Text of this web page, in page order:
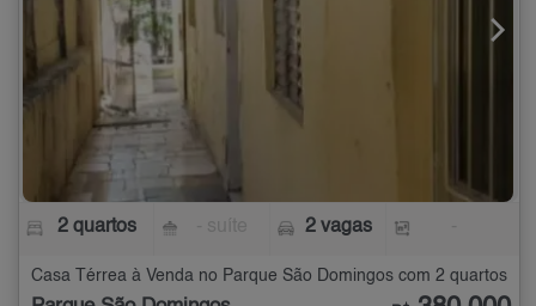
2 quartos 2 vagas
Casa Térrea à Venda no Parque São Domingos com 2 quartos